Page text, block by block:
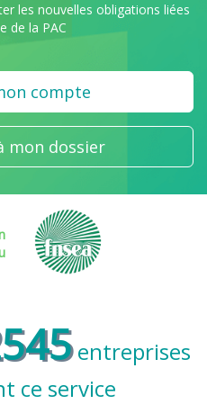
les nouvelles obligations liées
de la PAC
compte
mon dossier
entreprises
ce service